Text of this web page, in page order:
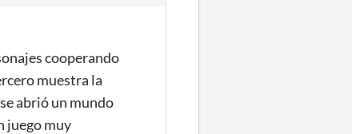
cooperando
muestra la
abrió un mundo
juego muy